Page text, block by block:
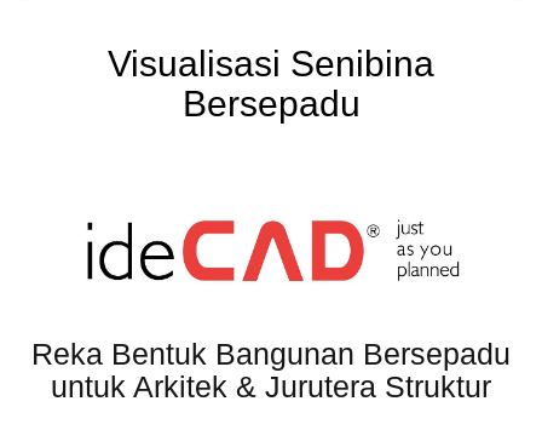
Visualisasi Senibina
Bersepadu
Reka Bentuk Bangunan Bersepadu
untuk Arkitek & Jurutera Struktur